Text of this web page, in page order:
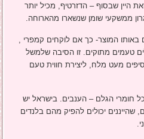
היין שבסוף – הדזרטיף, מכיל יותר
ממשקעי שומן שנשארו מהארוחה.
באותו המוצר- כך אם לוקחים קמפרי ,
טעמים מתוקים. זו הסיבה שלמשל
מעט מלח, ליצירת חווית טעם
חומרי הגלם – הענבים. בישראל יש
שהייננים יכולים להפיק מהם בלנדים